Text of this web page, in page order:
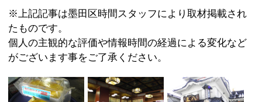
営業時間 9：00～18：00
駐車場 : 無
江戸川区時間 江東区時間 葛飾区時間